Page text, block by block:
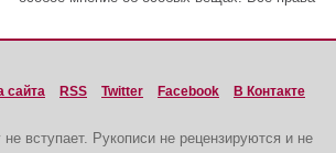
сайта RSS Twitter Facebook
В Контакте
не вступает. Рукописи не рецензируются и не